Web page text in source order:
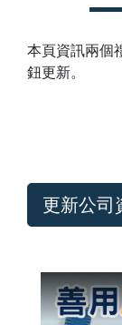
本頁資訊兩個
鈕更新。